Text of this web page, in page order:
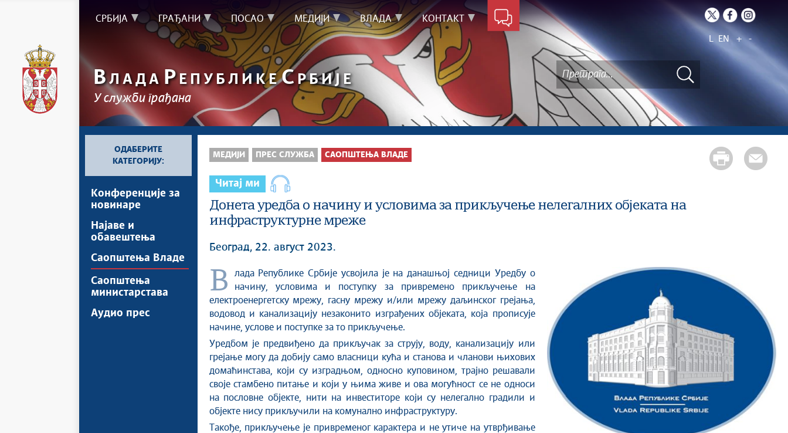
СРБИЈА ГРАЂАНИ ПОСАО МЕДИЈИ ВЛАДА КОНТАКТ
L EN + -
ВЛАДА Р ЕПУБЛИКЕС РБИЈЕ
У служби грађана
ОДАБЕРИТЕ
КАТЕГОРИЈУ:
Kонференцијe за
новинаре
Најавe и
обавештења
Саопштења Владе
Саопштења
министарстава
Аудио прес
МЕДИЈИ ПРЕС СЛУЖБА САОПШТЕЊА ВЛАДЕ
Читај ми
Донета уредба о начину и условима за прикључење нелегалних објеката на
инфраструктурне мреже
Београд, 22. август 2023.
Влада Републике Србије усвојила је на данашњој седници Уредбу о
начину, условима и поступку за привремено прикључење на
електроенергетску мрежу, гасну мрежу и/или мрежу даљинског грејања,
водовод и канализациjу незаконито изграђених објеката, која прописује
начине, услове и поступке за то прикључење.
Уредбом је предвиђено да прикључак за струју, воду, канализацију или
грејање могу да добију само власници кућа и станова и чланови њихових
домаћинстава, који су изградњом, односно куповином, трајно решавали
своје стамбено питање и који у њима живе и ова могућност се не односи
на пословне објекте, нити на инвеститоре који су нелегално градили и
објекте нису прикључили на комунално инфраструктуру.
Такође, прикључење је привременог карактера и не утиче на утврђивање